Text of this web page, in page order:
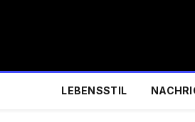
LEBENSSTIL